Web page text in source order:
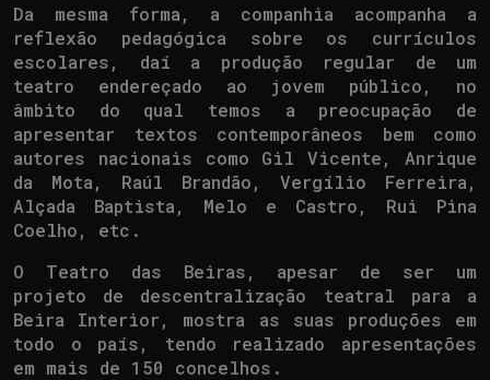
Da mesma forma, a companhia acompanha a
reflexão pedagógica sobre os currículos
escolares, daí a produção regular de um
teatro endereçado ao jovem público, no
âmbito do qual temos a preocupação de
apresentar textos contemporâneos bem como
autores nacionais como Gil Vicente, Anrique
da Mota, Raúl Brandão, Vergílio Ferreira,
Alçada Baptista, Melo e Castro, Rui Pina
Coelho, etc.
O Teatro das Beiras, apesar de ser um
projeto de descentralização teatral para a
Beira Interior, mostra as suas produções em
todo o país, tendo realizado apresentações
em mais de 150 concelhos.